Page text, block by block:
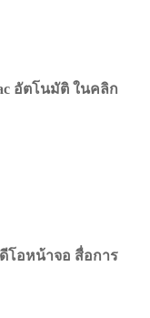
อัตโนมัติ ในคลิก
โอหน้าจอ สื่อการ